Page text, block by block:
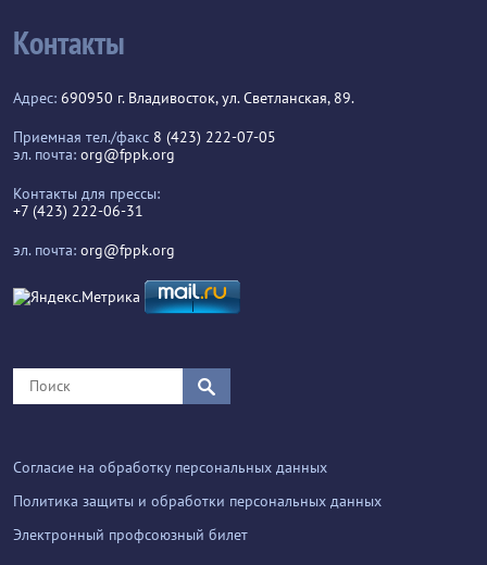
Контакты
Адрес: 690950 г. Владивосток, ул. Светланская, 89.
Приемная тел./факс 8 (423) 222-07-05
эл. почта: org@fppk.org
Контакты для прессы:
+7 (423) 222-06-31
эл. почта: org@fppk.org
Согласие на обработку персональных данных
Политика защиты и обработки персональных данных
Электронный профсоюзный билет